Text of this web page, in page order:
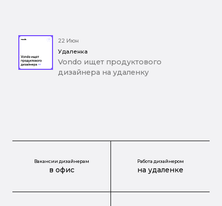
22 Июн
Удаленка
Vondo ищет продуктового
дизайнера на удаленку
Вакансии дизайнерам
в офис
Работа дизайнером
на удаленке